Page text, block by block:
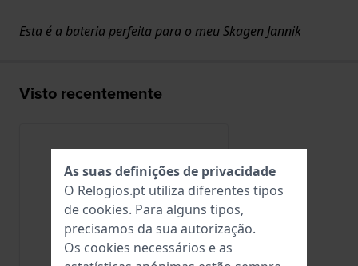
Esta é a bateria perfeita para o meu Skagen Jannik
Visto recentemente
As suas definições de privacidade
O Relogios.pt utiliza diferentes tipos
de cookies. Para alguns tipos,
precisamos da sua autorização.
Os cookies necessários e as